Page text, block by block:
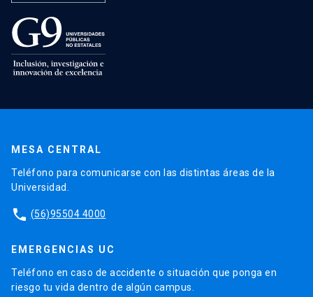
MESA CENTRAL
Teléfono para comunicarse con las distintas áreas de la
Universidad.
phone (56)95504 4000
EMERGENCIAS UC
Teléfono en caso de accidente o situación que ponga en
riesgo tu vida dentro de algún campus.